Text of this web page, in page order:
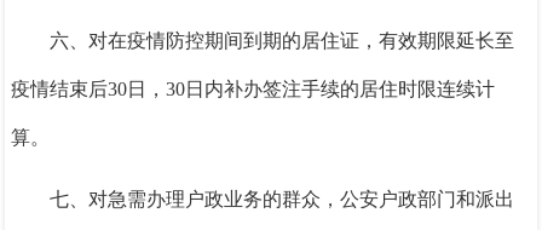
六、对在疫情防控期间到期的居住证，有效期限延长至
疫情结束后30日，30日内补办签注手续的居住时限连续计
算。
七、对急需办理户政业务的群众，公安户政部门和派出